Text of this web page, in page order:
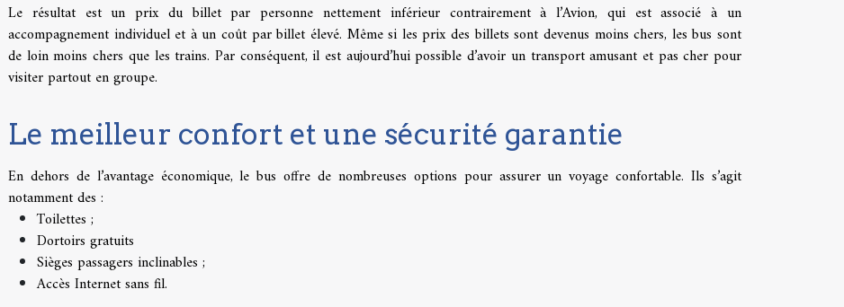
Le résultat est un prix du billet par personne nettement inférieur contrairement à l’Avion, qui est associé à un
accompagnement individuel et à un coût par billet élevé. Même si les prix des billets sont devenus moins chers, les bus sont
de loin moins chers que les trains. Par conséquent, il est aujourd’hui possible d’avoir un transport amusant et pas cher pour
visiter partout en groupe.
Le meilleur confort et une sécurité garantie
En dehors de l’avantage économique, le bus offre de nombreuses options pour assurer un voyage confortable. Ils s’agit
notamment des :
Toilettes ;
Dortoirs gratuits
Sièges passagers inclinables ;
Accès Internet sans fil.